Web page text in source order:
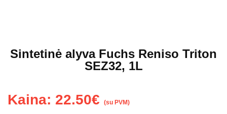
Sintetinė alyva Fuchs Reniso Triton
SEZ32, 1L
Kaina: 22.50€ (su PVM)